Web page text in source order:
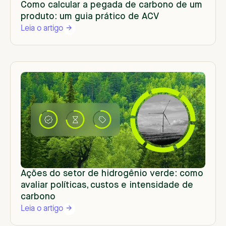
Como calcular a pegada de carbono de um
produto: um guia prático de ACV
Leia o artigo
Ações do setor de hidrogênio verde: como
avaliar políticas, custos e intensidade de
carbono
Leia o artigo